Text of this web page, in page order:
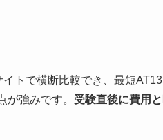
トで横断比較でき、最短
強みです。 受験直後に費用